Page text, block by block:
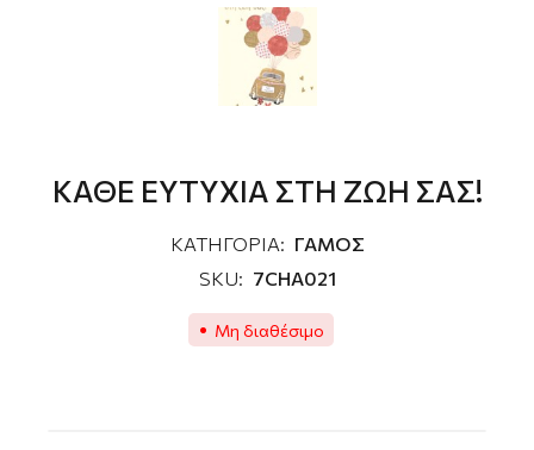
ΚΑΘΕ ΕΥΤΥΧΙΑ ΣΤΗ ΖΩΗ ΣΑΣ!
ΚΑΤΗΓΟΡΙΑ: ΓΑΜΟΣ
SKU: 7CHA021
Μη διαθέσιμο